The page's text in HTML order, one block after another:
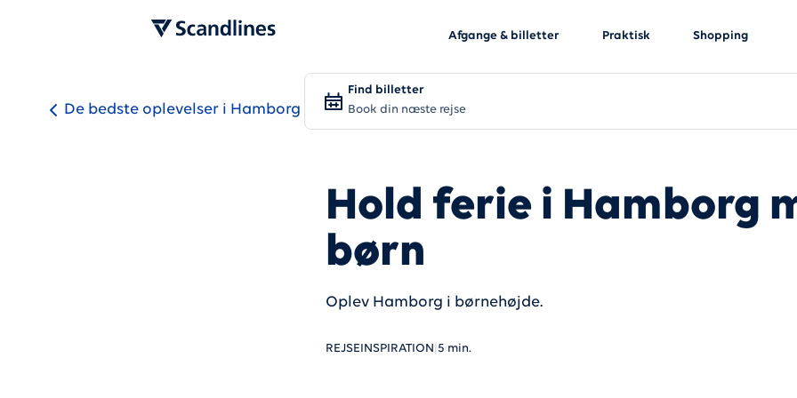
Afgange & billetter Praktisk Shopping
Find billetter
Book din næste rejse
De bedste oplevelser i Hamborg
Hold ferie i Hamborg
børn
Oplev Hamborg i børnehøjde.
REJSEINSPIRATION 5 min.